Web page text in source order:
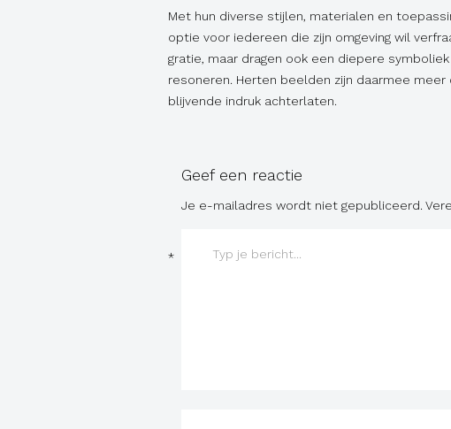
Met hun diverse stijlen, materialen en
optie voor iedereen die zijn omgeving wil
gratie, maar dragen ook een diepere
resoneren. Herten beelden zijn daarmee
blijvende indruk achterlaten.
Geef een reactie
Je e-mailadres wordt niet gepubliceerd.
*